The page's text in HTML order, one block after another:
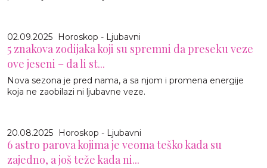
02.09.2025 Horoskop - Ljubavni
5 znakova zodijaka koji su spremni da preseku veze
ove jeseni – da li st...
Nova sezona je pred nama, a sa njom i promena energije
koja ne zaobilazi ni ljubavne veze.
20.08.2025 Horoskop - Ljubavni
6 astro parova kojima je veoma teško kada su
zajedno, a još teže kada ni...